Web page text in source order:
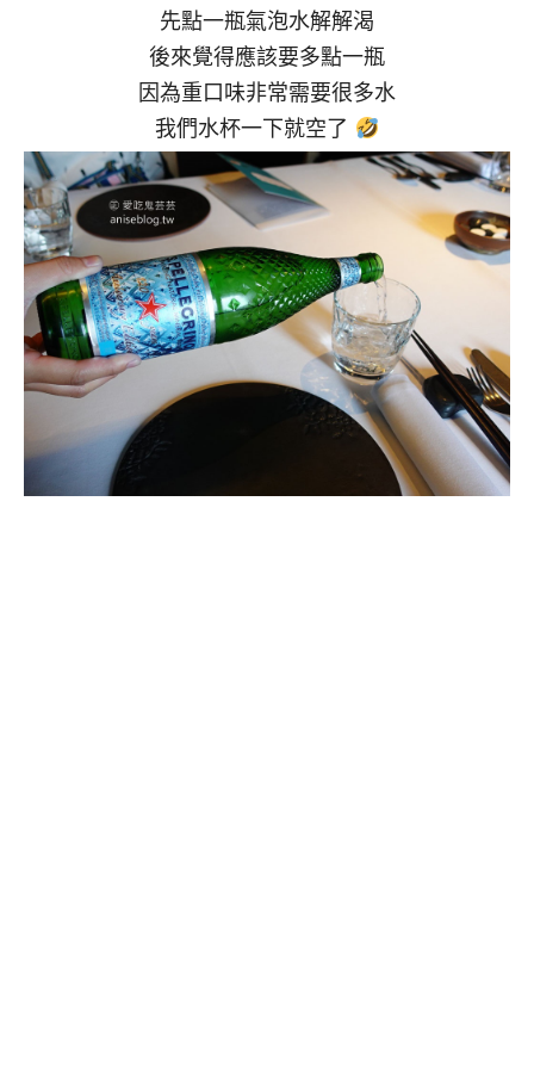
先點一瓶氣泡水解解渴
後來覺得應該要多點一瓶
因為重口味非常需要很多水
我們水杯一下就空了